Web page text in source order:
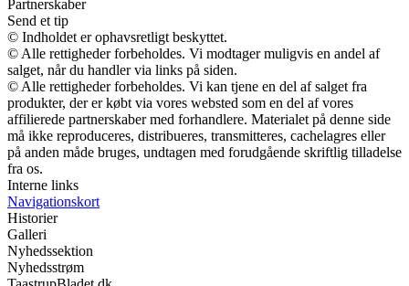
Partnerskaber
Send et tip
© Indholdet er ophavsretligt beskyttet.
© Alle rettigheder forbeholdes. Vi modtager muligvis en andel af
salget, når du handler via links på siden.
© Alle rettigheder forbeholdes. Vi kan tjene en del af salget fra
produkter, der er købt via vores websted som en del af vores
affilierede partnerskaber med forhandlere. Materialet på denne side
må ikke reproduceres, distribueres, transmitteres, cachelagres eller
på anden måde bruges, undtagen med forudgående skriftlig tilladelse
fra os.
Interne links
Navigationskort
Historier
Galleri
Nyhedssektion
Nyhedsstrøm